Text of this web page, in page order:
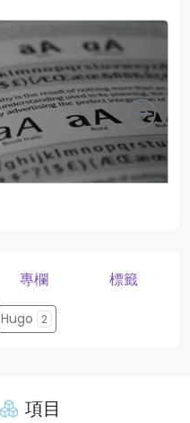
向右
專欄 標籤
Hugo 2
項目